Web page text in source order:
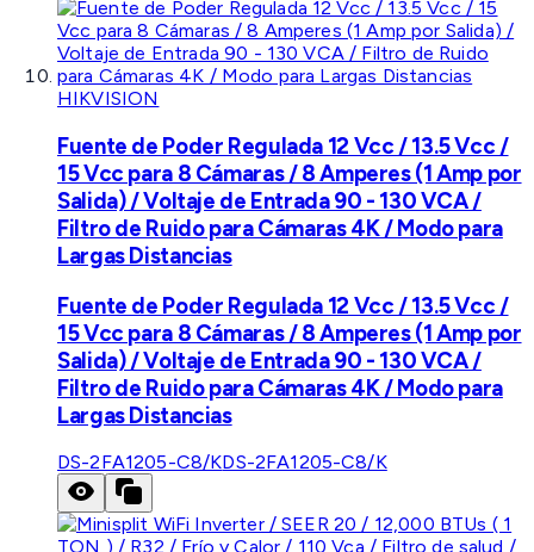
HIKVISION
Fuente de Poder Regulada 12 Vcc / 13.5 Vcc /
15 Vcc para 8 Cámaras / 8 Amperes (1 Amp por
Salida) / Voltaje de Entrada 90 - 130 VCA /
Filtro de Ruido para Cámaras 4K / Modo para
Largas Distancias
Fuente de Poder Regulada 12 Vcc / 13.5 Vcc /
15 Vcc para 8 Cámaras / 8 Amperes (1 Amp por
Salida) / Voltaje de Entrada 90 - 130 VCA /
Filtro de Ruido para Cámaras 4K / Modo para
Largas Distancias
DS-2FA1205-C8/KDS-2FA1205-C8/K